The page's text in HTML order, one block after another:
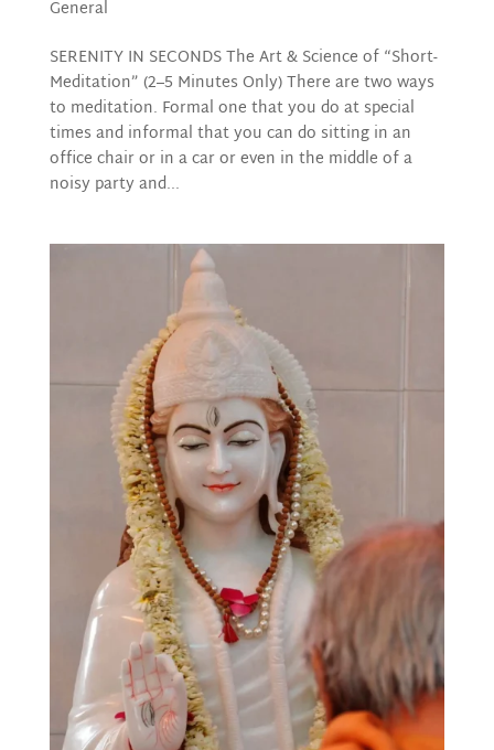
General
SERENITY IN SECONDS The Art & Science of “Short-
Meditation” (2–5 Minutes Only) There are two ways
to meditation. Formal one that you do at special
times and informal that you can do sitting in an
office chair or in a car or even in the middle of a
noisy party and...